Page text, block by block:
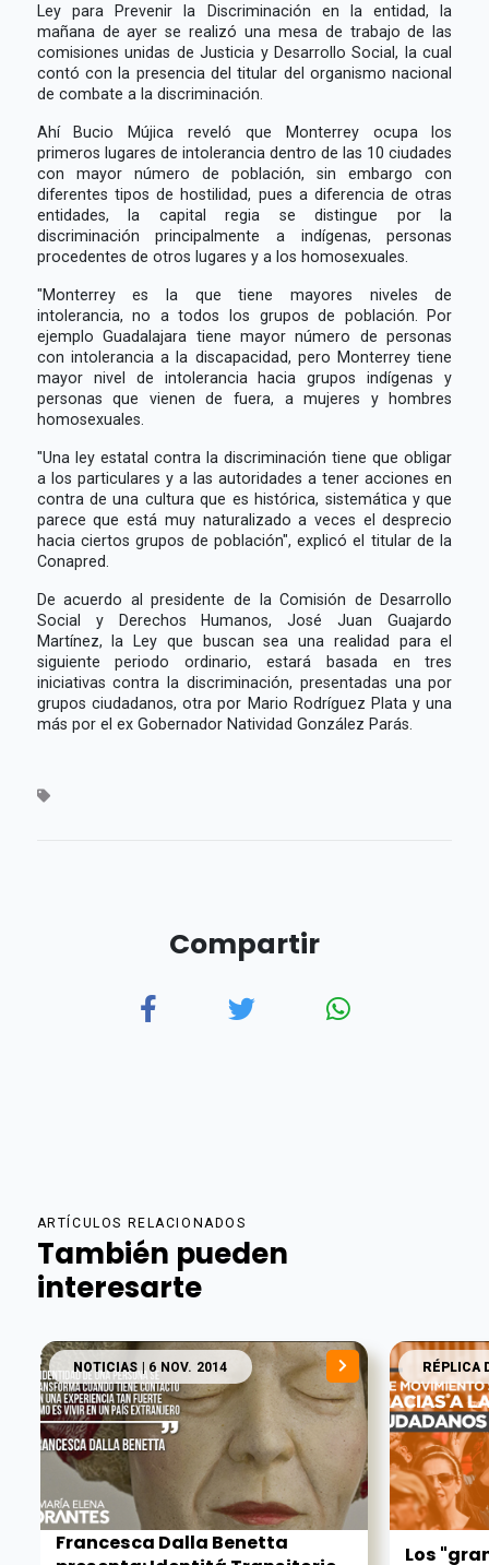
Ley para Prevenir la Discriminación en la entidad, la
mañana de ayer se realizó una mesa de trabajo de las
comisiones unidas de Justicia y Desarrollo Social, la cual
contó con la presencia del titular del organismo nacional
de combate a la discriminación.
Ahí Bucio Mújica reveló que Monterrey ocupa los
primeros lugares de intolerancia dentro de las 10 ciudades
con mayor número de población, sin embargo con
diferentes tipos de hostilidad, pues a diferencia de otras
entidades, la capital regia se distingue por la
discriminación principalmente a indígenas, personas
procedentes de otros lugares y a los homosexuales.
"Monterrey es la que tiene mayores niveles de
intolerancia, no a todos los grupos de población. Por
ejemplo Guadalajara tiene mayor número de personas
con intolerancia a la discapacidad, pero Monterrey tiene
mayor nivel de intolerancia hacia grupos indígenas y
personas que vienen de fuera, a mujeres y hombres
homosexuales.
"Una ley estatal contra la discriminación tiene que obligar
a los particulares y a las autoridades a tener acciones en
contra de una cultura que es histórica, sistemática y que
parece que está muy naturalizado a veces el desprecio
hacia ciertos grupos de población", explicó el titular de la
Conapred.
De acuerdo al presidente de la Comisión de Desarrollo
Social y Derechos Humanos, José Juan Guajardo
Martínez, la Ley que buscan sea una realidad para el
siguiente periodo ordinario, estará basada en tres
iniciativas contra la discriminación, presentadas una por
grupos ciudadanos, otra por Mario Rodríguez Plata y una
más por el ex Gobernador Natividad González Parás.
Compartir
ARTÍCULOS RELACIONADOS
También pueden
interesarte
NOTICIAS| 6 NOV. 2014
Francesca Dalla Benetta
RÉPLICA
Los